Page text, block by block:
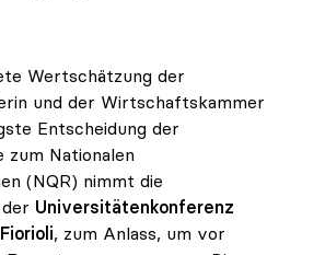
Wertschätzung der
und der Wirtschaftskammer
Entscheidung der
zum Nationalen
(NQR) nimmt die
Universitätenkonferenz
, zum Anlass, um vor